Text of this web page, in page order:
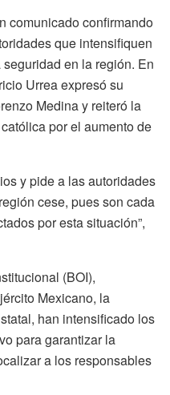
comunicado confirmando
que intensifiquen
en la región. En
Urrea expresó su
Medina y reiteró la
por el aumento de
y pide a las autoridades
cese, pues son cada
por esta situación”,
(BOI),
Mexicano, la
han intensificado los
para garantizar la
a los responsables